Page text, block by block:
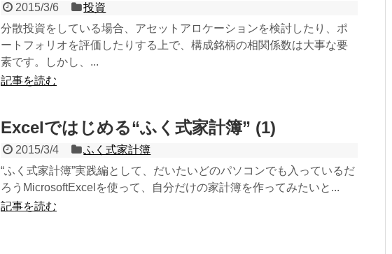
2015/3/6
投資
分散投資をしている場合、アセットアロケーションを検討したり、ポ
ートフォリオを評価したりする上で、構成銘柄の相関係数は大事な要
素です。しかし、...
記事を読む
Excelではじめる“ふく式家計簿” (1)
2015/3/4
ふく式家計簿
“ふく式家計簿”実践編として、だいたいどのパソコンでも入っているだ
ろうMicrosoftExcelを使って、自分だけの家計簿を作ってみたいと...
記事を読む